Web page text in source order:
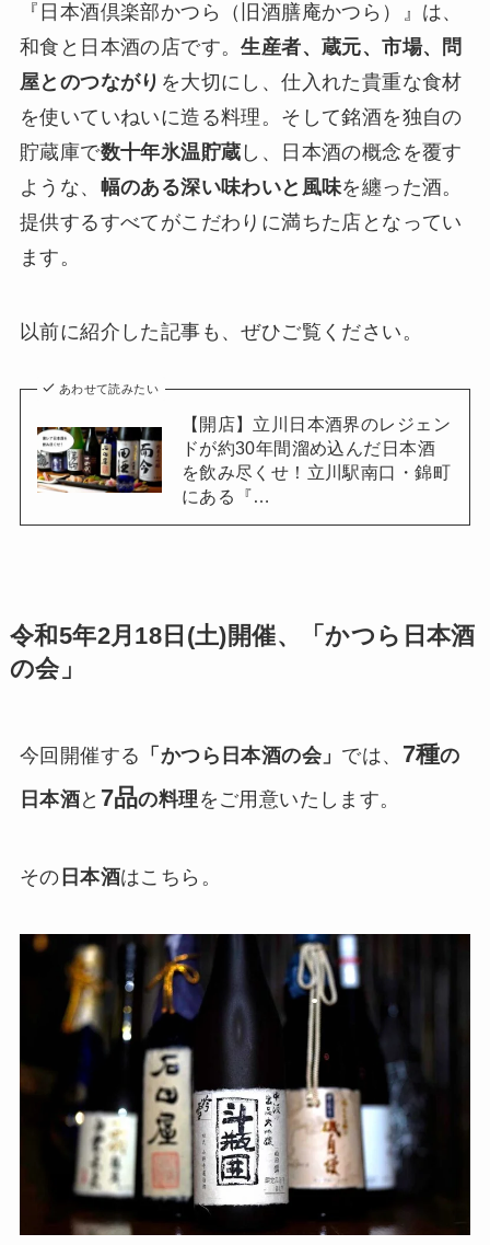
『日本酒倶楽部かつら（旧酒膳庵かつら）』は、
和食と日本酒の店です。生産者、蔵元、市場、問
屋とのつながり を大切にし、仕入れた貴重な食材
を使いていねいに造る料理。そして銘酒を独自の
貯蔵庫で数十年氷温貯蔵 し、日本酒の概念を覆す
ような、 幅のある深い味わいと風味を纏った酒。
提供するすべてがこだわりに満ちた店となってい
ます。
以前に紹介した記事も、ぜひご覧ください。
あわせて読みたい
【開店】立川日本酒界のレジェン
ドが約30年間溜め込んだ日本酒
を飲み尽くせ！立川駅南口・錦町
にある『…
令和5年2月18日(土)開催、「かつら日本酒
の会」
今回開催する 「かつら日本酒の会」 では、 7種の
日本酒と 7品の料理 をご用意いたします。
その 日本酒はこちら。